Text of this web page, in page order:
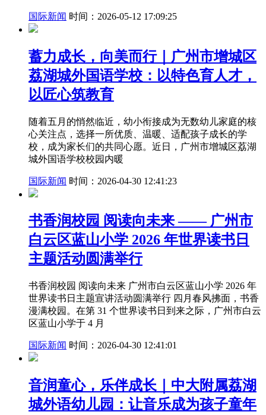
国际新闻 时间：2026-05-12 17:09:25
蓄力成长，向美而行｜广州市增城区
荔湖城外国语学校：以特色育人才，
以匠心筑教育
随着五月的悄然临近，幼小衔接成为无数幼儿家庭的核
心关注点，选择一所优质、温暖、适配孩子成长的学
校，成为家长们的共同心愿。近日，广州市增城区荔湖
城外国语学校校园内暖
国际新闻 时间：2026-04-30 12:41:23
书香润校园 阅读向未来 —— 广州市
白云区蓝山小学 2026 年世界读书日
主题活动圆满举行
书香润校园 阅读向未来 广州市白云区蓝山小学 2026 年
世界读书日主题宣讲活动圆满举行 四月春风拂面，书香
漫满校园。在第 31 个世界读书日到来之际，广州市白云
区蓝山小学于 4 月
国际新闻 时间：2026-04-30 12:41:01
音润童心，乐伴成长｜中大附属荔湖
城外语幼儿园：让音乐成为孩子童年